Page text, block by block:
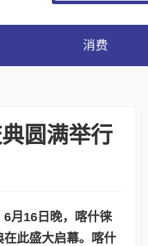
消费
圆满举行
6月 16 日晚，喀什徕
此盛大启幕。喀什